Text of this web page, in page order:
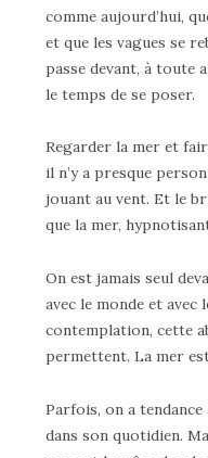
comme aujourd’hui,
et que les vagues se
passe devant, à toute
le temps de se poser.
Regarder la mer et
il n’y a presque
jouant au vent. Et le
que la mer,
On est jamais seul
avec le monde et avec
contemplation, cette
permettent. La mer
Parfois, on a tendance
dans son quotidien.